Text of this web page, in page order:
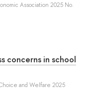
Association 2025 No.
concerns in school
and Welfare 2025